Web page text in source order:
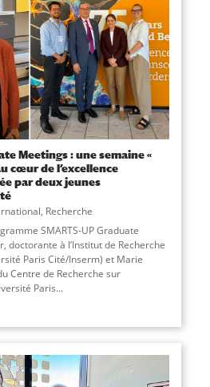
Meetings : une semaine «
cœur de l’excellence
par deux jeunes
, Recherche
SMARTS-UP Graduate
doctorante à l’Institut de Recherche
Paris Cité/Inserm) et Marie
Centre de Recherche sur
Paris...